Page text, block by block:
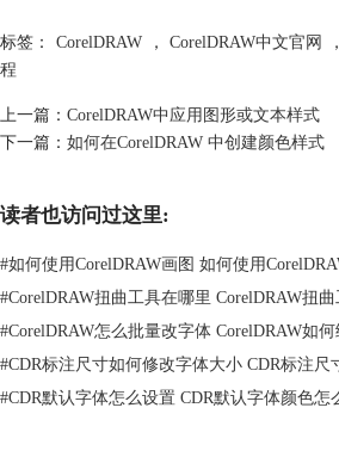
快速查找相应的对象，具体操作如下：
在“对象样式”泊坞窗中选择查找的图形或文本
样式名称，然后在弹出的快捷菜单中选择“使
查找到应用该样式的图形或文本。重复相同的
标签： CorelDRAW ， CorelDRAW中文官网 ，
程
上一篇： CorelDRAW中应用图形或文本样式
下一篇： 如何在CorelDRAW 中创建颜色样式
读者也访问过这里:
#如何使用CorelDRAW画图 如何使用
#CorelDRAW扭曲工具在哪里 CorelDRAW扭
#CorelDRAW怎么批量改字体 CorelDRAW如
#CDR标注尺寸如何修改字体大小 CDR标注尺
#CDR默认字体怎么设置 CDR默认字体颜色怎